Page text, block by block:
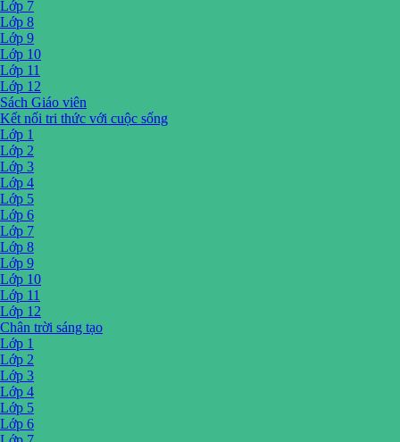
Lớp 7
Lớp 8
Lớp 9
Lớp 10
Lớp 11
Lớp 12
Sách Giáo viên
Kết nối tri thức với cuộc sống
Lớp 1
Lớp 2
Lớp 3
Lớp 4
Lớp 5
Lớp 6
Lớp 7
Lớp 8
Lớp 9
Lớp 10
Lớp 11
Lớp 12
Chân trời sáng tạo
Lớp 1
Lớp 2
Lớp 3
Lớp 4
Lớp 5
Lớp 6